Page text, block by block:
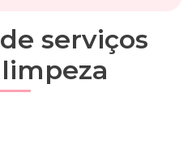
serviços